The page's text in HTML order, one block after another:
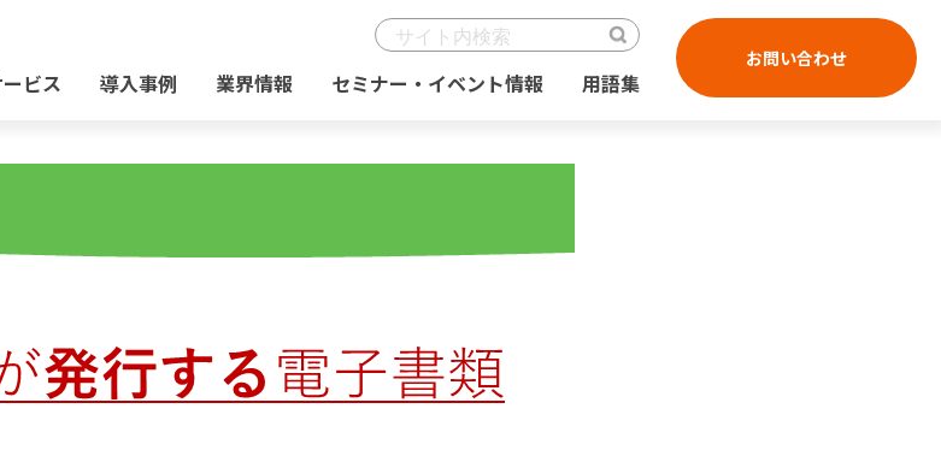
ビス 導入事例 業界情報 セミナー・イベント情報 用語集
お問い合わせ